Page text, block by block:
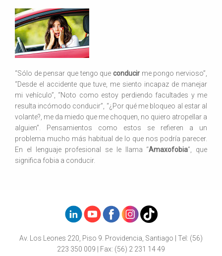
“Sólo de pensar que tengo que conducir me pongo nervioso”,
“Desde el accidente que tuve, me siento incapaz de manejar
mi vehículo”, “Noto como estoy perdiendo facultades y me
resulta incómodo conducir”, “¿Por qué me bloqueo al estar al
volante?, me da miedo que me choquen, no quiero atropellar a
alguien”. Pensamientos como estos se refieren a un
problema mucho más habitual de lo que nos podría parecer.
En el lenguaje profesional se le llama “Amaxofobia”, que
significa fobia a conducir.
Av. Los Leones 220, Piso 9. Providencia, Santiago | Tel: (56)
223 350 009 | Fax: (56) 2 231 14 49